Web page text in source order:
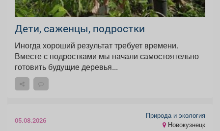
Дети, саженцы, подростки
Иногда хороший результат требует времени.
Вместе с подростками мы начали самостоятельно
готовить будущие деревья...
05.08.2026
Природа и экология
Новокузнецк